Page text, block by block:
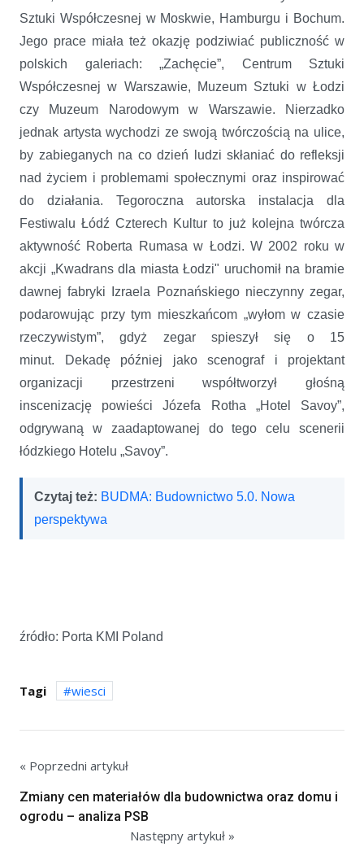
Sztuki Współczesnej w Moskwie, Hamburgu i Bochum.
Jego prace miała też okazję podziwiać publiczność w
polskich galeriach: „Zachęcie”, Centrum Sztuki
Współczesnej w Warszawie, Muzeum Sztuki w Łodzi
czy Muzeum Narodowym w Warszawie. Nierzadko
jednak artysta wychodzi ze swoją twórczością na ulice,
by zabieganych na co dzień ludzi skłaniać do refleksji
nad życiem i problemami społecznymi oraz inspirować
do działania. Tegoroczna autorska instalacja dla
Festiwalu Łódź Czterech Kultur to już kolejna twórcza
aktywność Roberta Rumasa w Łodzi. W 2002 roku w
akcji „Kwadrans dla miasta Łodzi" uruchomił na bramie
dawnej fabryki Izraela Poznańskiego nieczynny zegar,
podarowując przy tym mieszkańcom „wyłom w czasie
rzeczywistym”, gdyż zegar spieszył się o 15
minut. Dekadę później jako scenograf i projektant
organizacji przestrzeni współtworzył głośną
inscenizację powieści Józefa Rotha „Hotel Savoy”,
odgrywaną w zaadaptowanej do tego celu scenerii
łódzkiego Hotelu „Savoy”.
Czytaj też: BUDMA: Budownictwo 5.0. Nowa
perspektywa
źródło: Porta KMI Poland
Tagi wiesci
« Poprzedni artykuł
Zmiany cen materiałów dla budownictwa oraz domu i
ogrodu – analiza PSB
Następny artykuł »